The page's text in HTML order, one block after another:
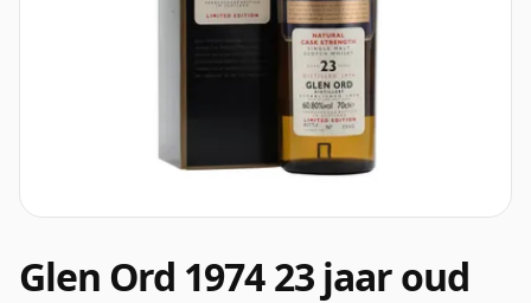
Glen Ord 1974 23 jaar oud